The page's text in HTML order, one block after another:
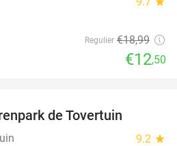
Regulier €18,99
€12,50
de Tovertuin
9.2 star